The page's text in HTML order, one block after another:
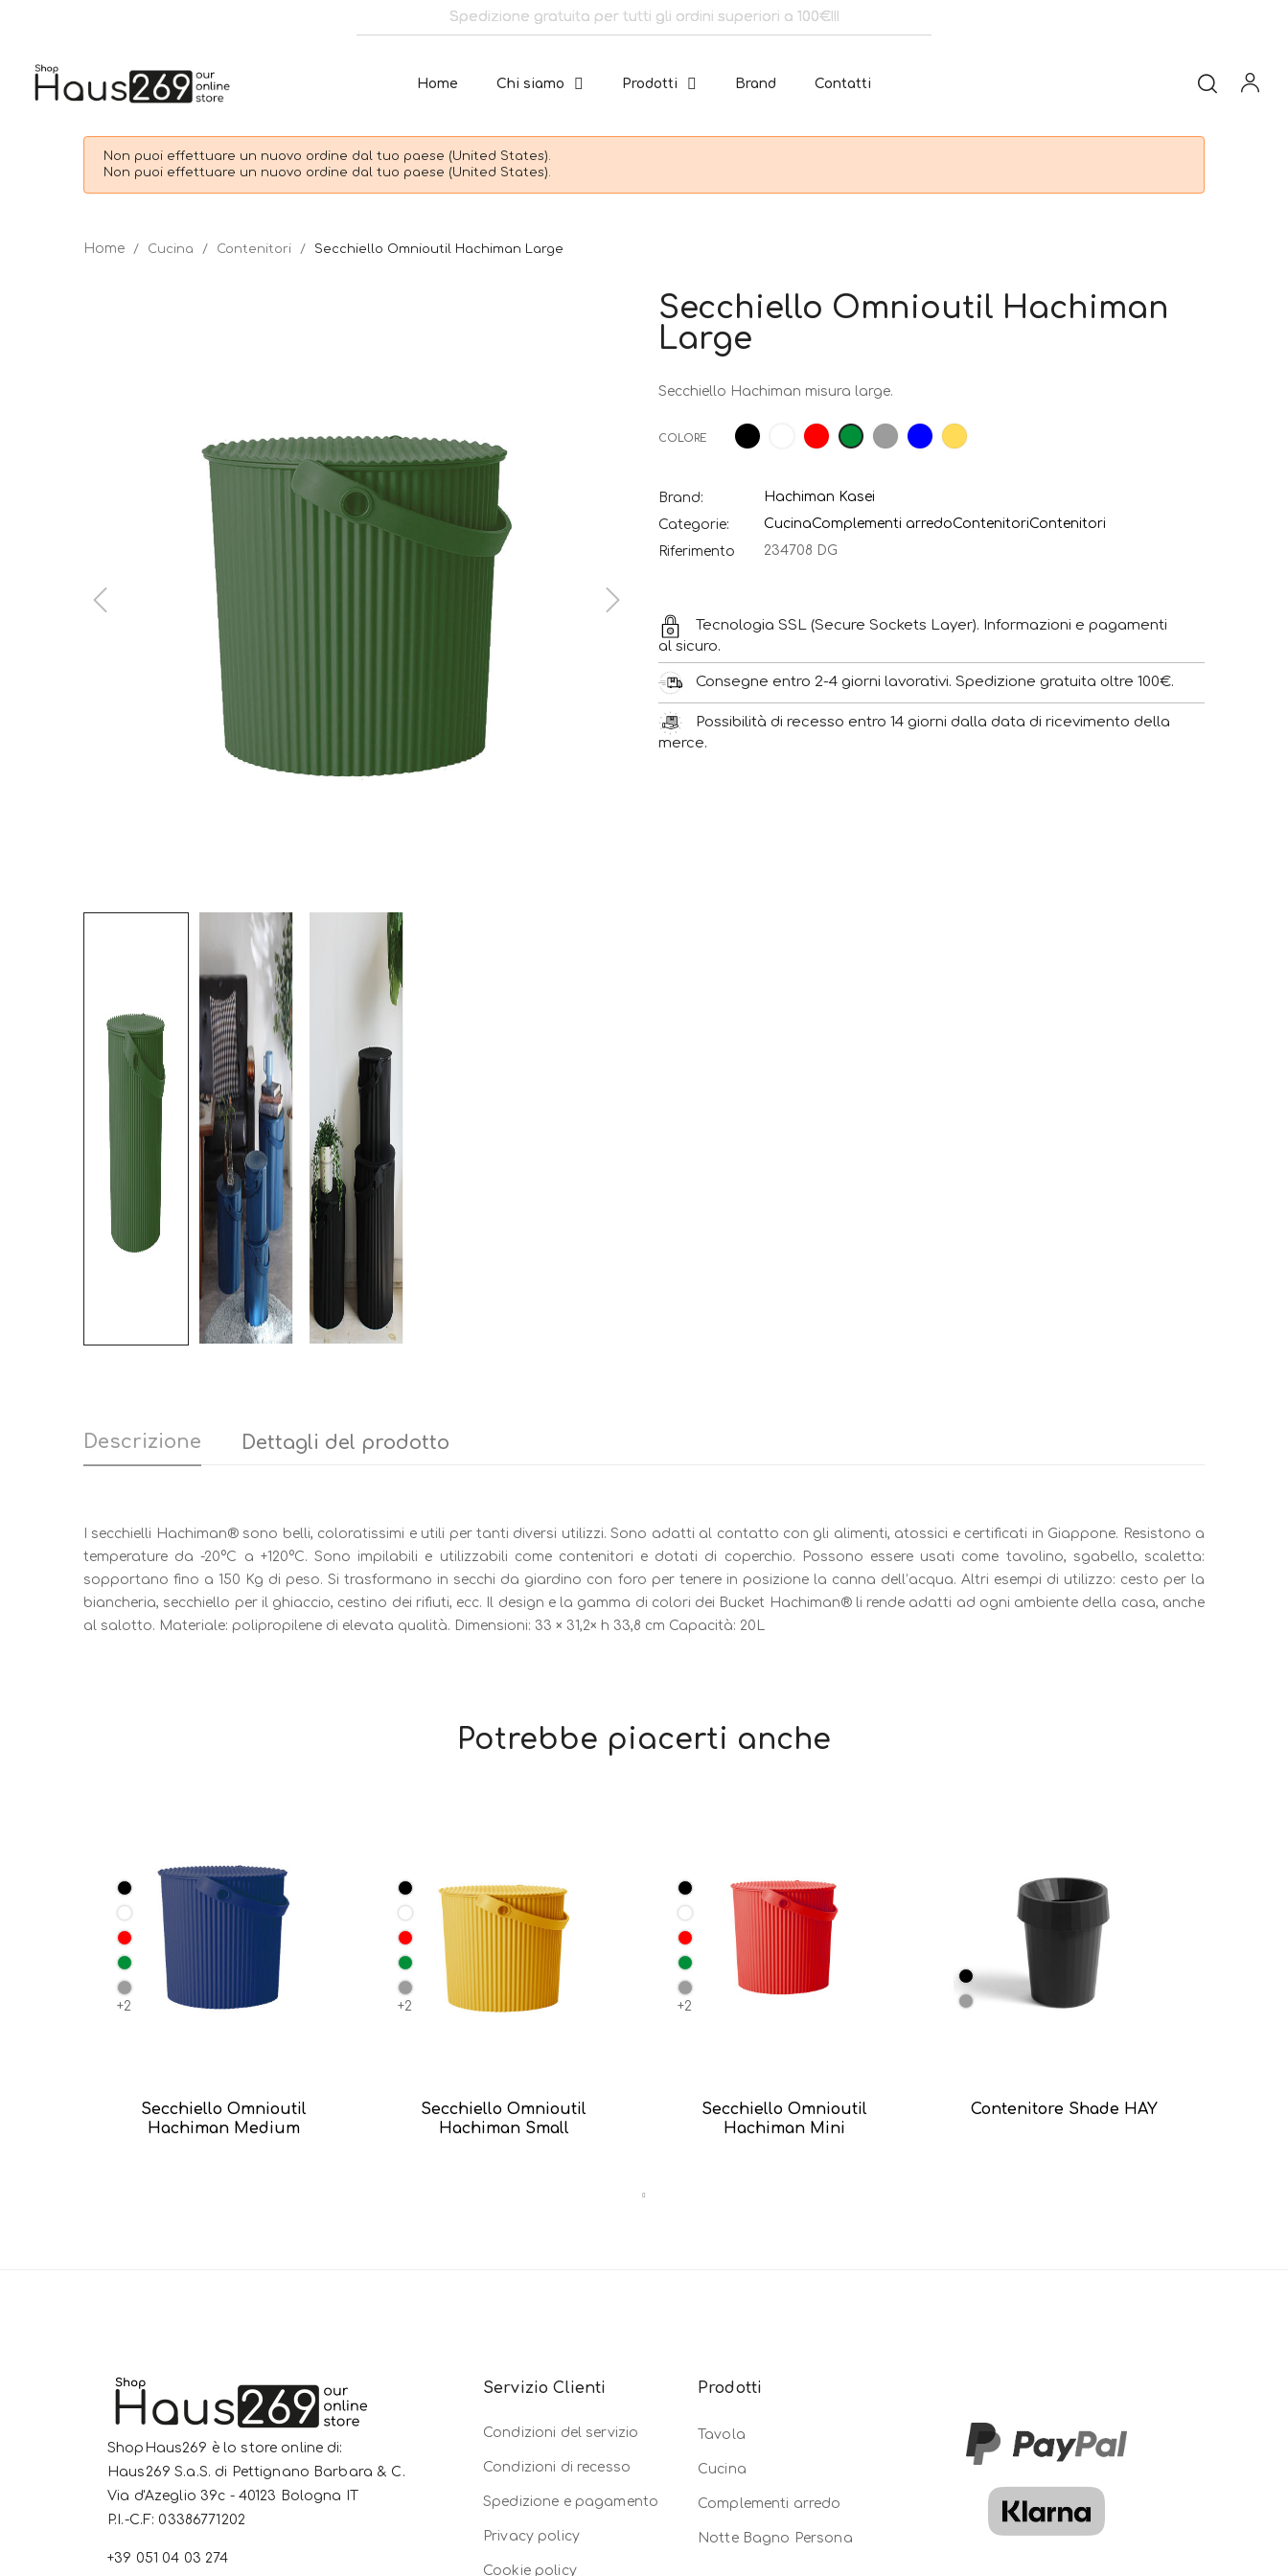
Spedizione gratuita per tutti gli ordini superiori a 100€!!!
Home Chi siamo Prodotti Brand Contatti
Non puoi effettuare un nuovo ordine dal tuo paese (United States).
Non puoi effettuare un nuovo ordine dal tuo paese (United States).
Cucina Contenitori Secchiello Omnioutil Hachiman Large
Secchiello Omnioutil Hachiman
Large
Secchiello Hachiman misura large.
COLORE Nero BiancoRossoVerde
scuro
GrigioBlu Senape
Brand:
Hachiman Kasei
Categorie:
CucinaComplementi arredoContenitoriContenitori
Riferimento
234708 DG
Tecnologia SSL (Secure Sockets Layer). Informazioni e pagamenti
al sicuro.
Consegne entro 2-4 giorni lavorativi. Spedizione gratuita oltre 100€.
Possibilità di recesso entro 14 giorni dalla data di ricevimento della
merce.
Descrizione Dettagli del prodotto
I secchielli Hachiman® sono belli, coloratissimi e utili per tanti diversi utilizzi. Sono adatti al contatto con gli alimenti, atossici e certificati in Giappone. Resistono a
temperature da -20°C a +120°C. Sono impilabili e utilizzabili come contenitori e dotati di coperchio. Possono essere usati come tavolino, sgabello, scaletta:
sopportano fino a 150 Kg di peso. Si trasformano in secchi da giardino con foro per tenere in posizione la canna dell’acqua. Altri esempi di utilizzo: cesto per la
biancheria, secchiello per il ghiaccio, cestino dei rifiuti, ecc. Il design e la gamma di colori dei Bucket Hachiman® li rende adatti ad ogni ambiente della casa, anche
al salotto. Materiale: polipropilene di elevata qualità. Dimensioni: 33 × 31,2× h 33,8 cm Capacità: 20L
Potrebbe piacerti anche
+2
Secchiello Omnioutil
Hachiman Medium
+2
Secchiello Omnioutil
Hachiman Small
+2
Secchiello Omnioutil
Hachiman Mini
Contenitore Shade HAY
ShopHaus269 è lo store online di:
Haus269 S.a.S. di Pettignano Barbara & C.
Via d'Azeglio 39c - 40123 Bologna IT
P.I.-C.F: 03386771202
+39 051 04 03 274
Servizio Clienti
Condizioni del servizio
Condizioni di recesso
Spedizione e pagamento
Privacy policy
Cookie policy
Prodotti
Tavola
Cucina
Complementi arredo
Notte Bagno Persona